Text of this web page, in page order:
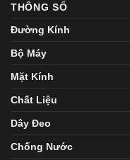
THÔNG SỐ
Đường Kính
Bộ Máy
Mặt Kính
Chất Liệu
Dây Đeo
Chống Nước